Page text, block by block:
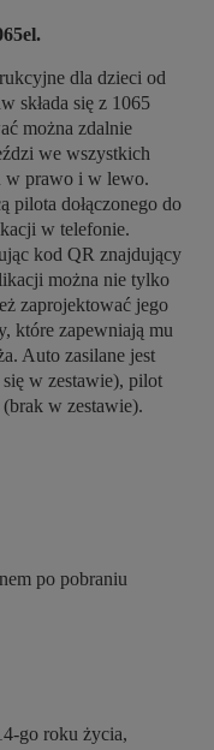
dla dzieci od
składa się z 1065
można zdalnie
we wszystkich
w prawo i w lewo.
pilota dołączonego do
w telefonie.
kod QR znajdujący
można nie tylko
zaprojektować jego
które zapewniają mu
Auto zasilane jest
w zestawie), pilot
w zestawie).
po pobraniu
go roku życia,